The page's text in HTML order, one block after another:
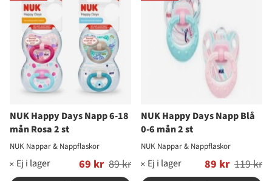
NUK Happy Days Napp 6-18
mån Rosa 2 st
NUK Nappar & Nappflaskor
69 kr
Ordinarie pris: 89 kr
NUK Happy Days Napp Blå
0-6 mån 2 st
NUK Nappar & Nappflaskor
89 kr
Ordinarie pris: 119 kr